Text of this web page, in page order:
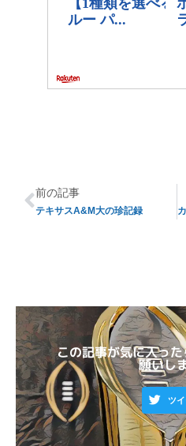
前の記事
テキサスA&M大の珍記録
この記事が気に入っ
願いし
ツ